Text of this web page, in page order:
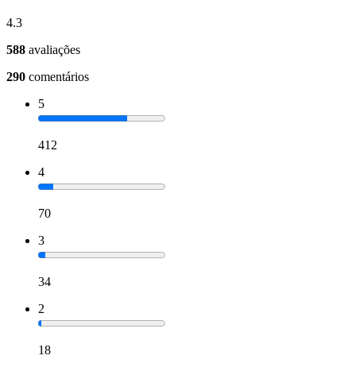
4.3
588 avaliações
290 comentários
5
412
4
70
3
34
2
18